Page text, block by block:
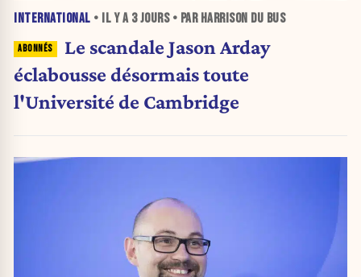
INTERNATIONAL • IL Y A 3 JOURS• PAR HARRISON DU BUS
Le scandale Jason Arday
éclabousse désormais toute
l'Université de Cambridge